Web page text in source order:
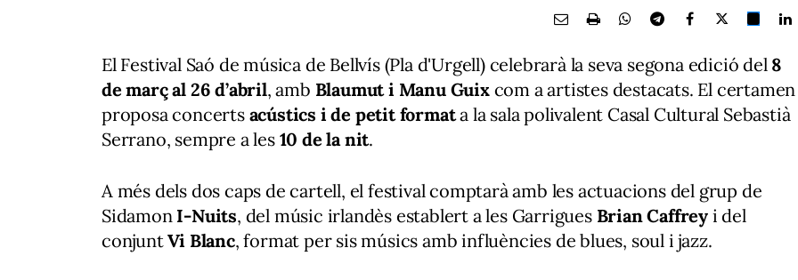
El Festival Saó de música de Bellvís (Pla d'Urgell) celebrarà la seva segona edició del 8
de març al 26 d’abril, amb Blaumut i Manu Guixcom a artistes destacats. El certamen
proposa concerts acústics i de petit formata la sala polivalent Casal Cultural Sebastià
Serrano, sempre a les 10 de la nit.
A més dels dos caps de cartell, el festival comptarà amb les actuacions del grup de
Sidamon I-Nuits, del músic irlandès establert a les Garrigues Brian Caffrey i del
conjuntVi Blanc, format per sis músics amb influències de blues, soul i jazz.